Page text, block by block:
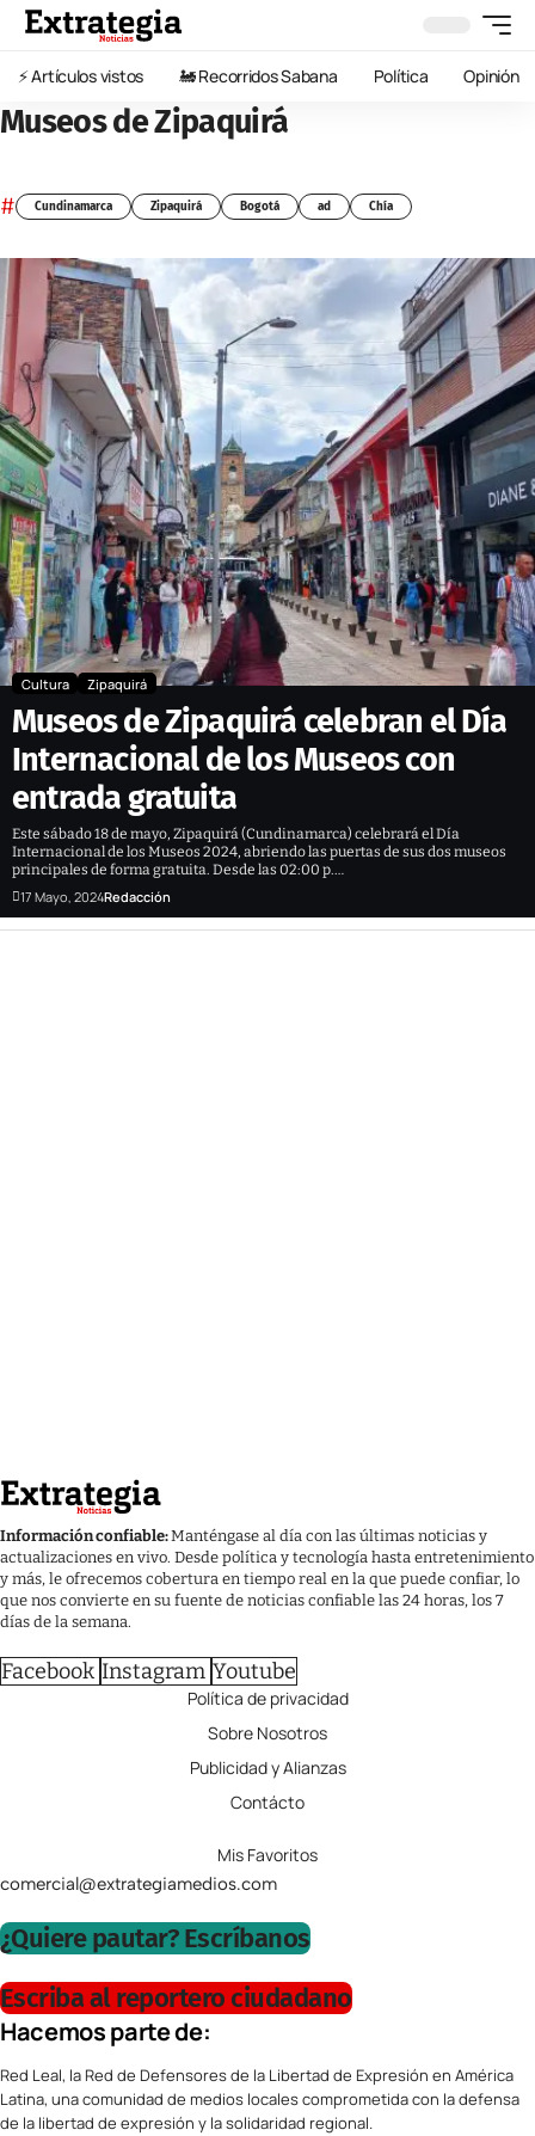
⚡️ Artículos vistos 🚂 Recorridos Sabana Política Opinión
Museos de Zipaquirá
# Cundinamarca Zipaquirá Bogotá ad Chía
Cultura Zipaquirá
Museos de Zipaquirá celebran el Día
Internacional de los Museos con
entrada gratuita
Este sábado 18 de mayo, Zipaquirá (Cundinamarca) celebrará el Día
Internacional de los Museos 2024, abriendo las puertas de sus dos museos
principales de forma gratuita. Desde las 02:00 p.…
17 Mayo, 2024Redacción
Información confiable:Manténgase al día con las últimas noticias y
actualizaciones en vivo. Desde política y tecnología hasta entretenimiento
y más, le ofrecemos cobertura en tiempo real en la que puede confiar, lo
que nos convierte en su fuente de noticias confiable las 24 horas, los 7
días de la semana.
Facebook Instagram Youtube
Política de privacidad
Sobre Nosotros
Publicidad y Alianzas
Contácto
Mis Favoritos
comercial@extrategiamedios.com
¿Quiere pautar? Escríbanos
Escriba al reportero ciudadano
Hacemos parte de:
Red Leal, la Red de Defensores de la Libertad de Expresión en América
Latina, una comunidad de medios locales comprometida con la defensa
de la libertad de expresión y la solidaridad regional.